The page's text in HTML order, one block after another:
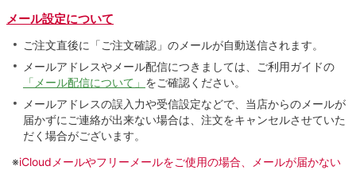
メール設定について
ご注文直後に「ご注文確認」のメールが自動送信されます。
メールアドレスやメール配信につきましては、ご利用ガイドの
「メール配信について」 をご確認ください。
メールアドレスの誤入力や受信設定などで、当店からのメールが
届かずにご連絡が出来ない場合は、注文をキャンセルさせていた
だく場合がございます。
※iCloudメールやフリーメールをご使用の場合、メールが届かない